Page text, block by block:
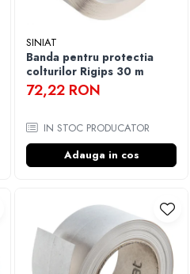
SINIAT
Banda pentru protectia
colturilor Rigips 30 m
72,22 RON
IN STOC PRODUCATOR
Adauga in cos